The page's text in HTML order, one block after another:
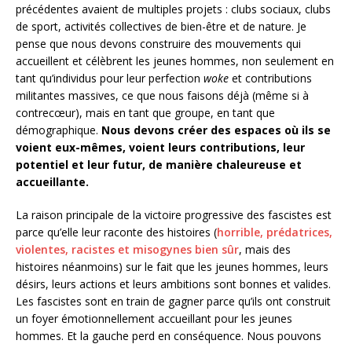
précédentes avaient de multiples projets : clubs sociaux, clubs
de sport, activités collectives de bien-être et de nature. Je
pense que nous devons construire des mouvements qui
accueillent et célèbrent les jeunes hommes, non seulement en
tant qu’individus pour leur perfection woke et contributions
militantes massives, ce que nous faisons déjà (même si à
contrecœur), mais en tant que groupe, en tant que
démographique. Nous devons créer des espaces où ils se
voient eux-mêmes, voient leurs contributions, leur
potentiel et leur futur, de manière chaleureuse et
accueillante.
La raison principale de la victoire progressive des fascistes est
parce qu’elle leur raconte des histoires (horrible, prédatrices,
violentes, racistes et misogynes bien sûr, mais des
histoires néanmoins) sur le fait que les jeunes hommes, leurs
désirs, leurs actions et leurs ambitions sont bonnes et valides.
Les fascistes sont en train de gagner parce qu’ils ont construit
un foyer émotionnellement accueillant pour les jeunes
hommes. Et la gauche perd en conséquence. Nous pouvons